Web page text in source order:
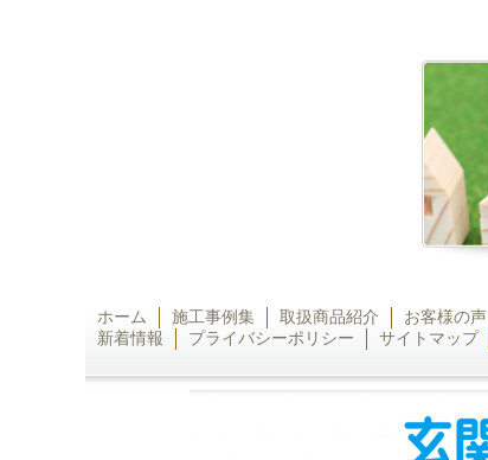
ホーム 施工事例集 取扱商品紹介 お客様の声
新着情報
プライバシーポリシー サイトマップ